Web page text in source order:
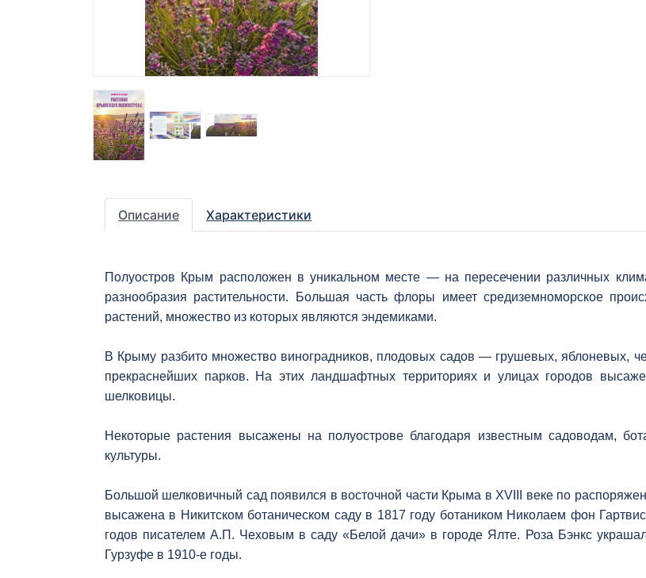
Описание Характеристики
Полуостров Крым расположен в уникальном месте — на пересечении различных
разнообразия растительности. Большая часть флоры имеет средиземноморское
растений, множество из которых являются эндемиками.
В Крыму разбито множество виноградников, плодовых садов — грушевых, яблоневых,
прекраснейших парков. На этих ландшафтных территориях и улицах городов
шелковицы.
Некоторые растения высажены на полуострове благодаря известным садоводам,
культуры.
Большой шелковичный сад появился в восточной части Крыма в ХVIII веке по
высажена в Никитском ботаническом саду в 1817 году ботаником Николаем фон
годов писателем А.П. Чеховым в саду «Белой дачи» в городе Ялте. Роза Бэнкс
Гурзуфе в 1910-е годы.